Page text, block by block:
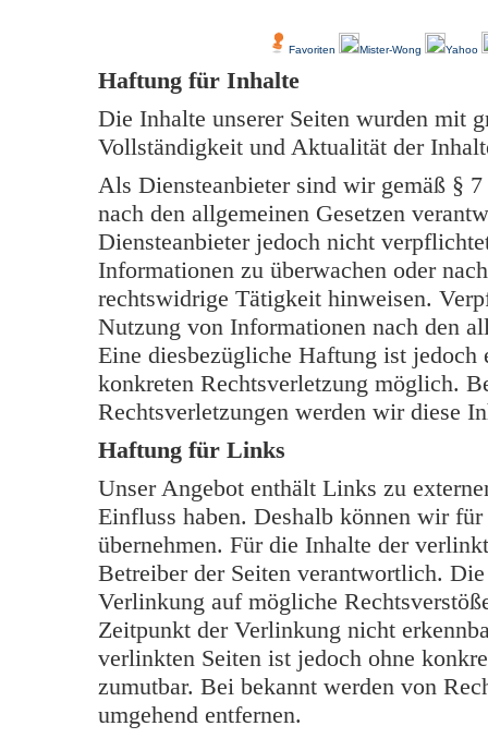
Favoriten Mister-Wong Yahoo
Haftung für Inhalte
Die Inhalte unserer Seiten wurden mit
Vollständigkeit und Aktualität der
Als Diensteanbieter sind wir gemäß §
nach den allgemeinen Gesetzen
Diensteanbieter jedoch nicht
Informationen zu überwachen oder
rechtswidrige Tätigkeit hinweisen.
Nutzung von Informationen nach den
Eine diesbezügliche Haftung ist
konkreten Rechtsverletzung möglich.
Rechtsverletzungen werden wir diese
Haftung für Links
Unser Angebot enthält Links zu
Einfluss haben. Deshalb können wir
übernehmen. Für die Inhalte der
Betreiber der Seiten verantwortlich.
Verlinkung auf mögliche
Zeitpunkt der Verlinkung nicht
verlinkten Seiten ist jedoch ohne
zumutbar. Bei bekannt werden von
umgehend entfernen.